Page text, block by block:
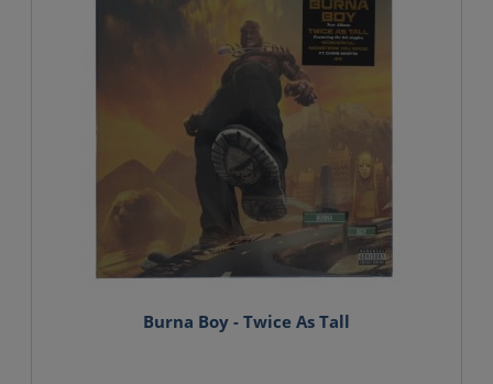
Burna Boy - Twice As Tall